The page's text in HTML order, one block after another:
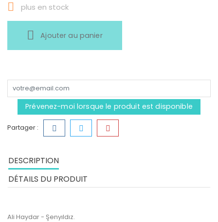
 plus en stock
Ajouter au panier
Prévenez-moi lorsque le produit est disponible
Partager :
DESCRIPTION
DÉTAILS DU PRODUIT
Ali Haydar - Şenyıldız.